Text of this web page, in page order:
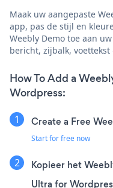
Maak uw aangepaste
app, pas de stijl en
Weebly Demo toe aan
bericht, zijbalk,
How To Add a
Wordpress:
Create a Free
Start for free now
Kopieer het
Ultra for